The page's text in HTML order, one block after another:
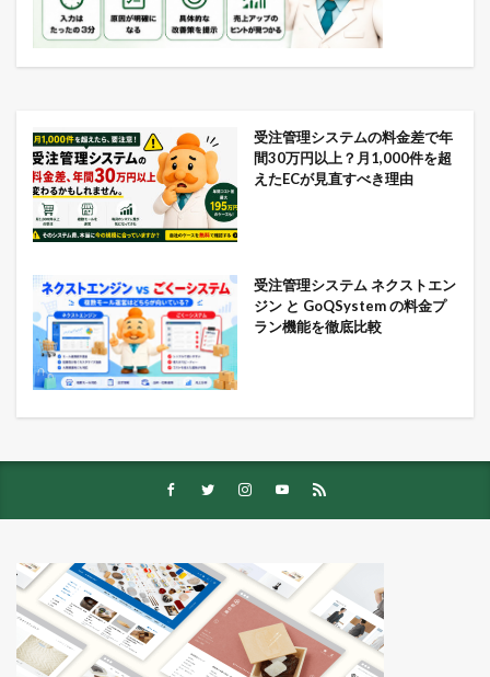
受注管理システムの料金差で年
間30万円以上？月1,000件を超
えたECが見直すべき理由
受注管理システム ネクストエン
ジン と GoQSystem の料金プ
ラン機能を徹底比較